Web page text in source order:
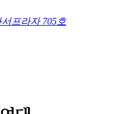
프라자 705호